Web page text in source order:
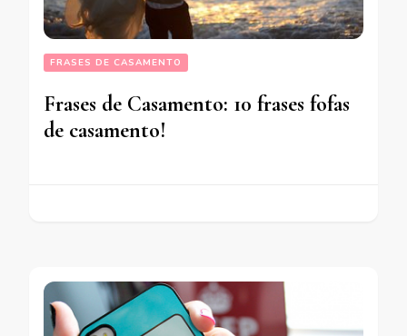
FRASES DE CASAMENTO
Frases de Casamento: 10 frases fofas
de casamento!